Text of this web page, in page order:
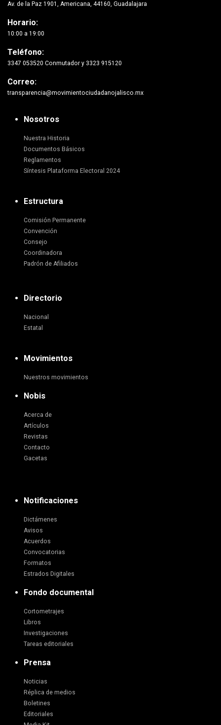
Av. de la Paz 1901, Americana, 44160, Guadalajara
Horario:
10:00 a 19:00
Teléfono:
3347 053520 Conmutador y 3323 915120
Correo:
transparencia@movimientociudadanojalisco.mx
Nosotros
Nuestra Historia
Documentos Básicos
Reglamentos
Síntesis Plataforma Electoral 2024
Estructura
Comisión Permanente
Convención
Consejo
Coordinadora
Padrón de Afiliados
Directorio
Nacional
Estatal
Movimientos
Nuestros movimientos
Nobis
Acerca de
Artículos
Revistas
Contacto
Gacetas
Notificaciones
Dictámenes
Avisos
Acuerdos
Convocatorias
Formatos
Estrados Digitales
Fondo documental
Cortometrajes
Libros
Investigaciones
Tareas editoriales
Prensa
Noticias
Réplica de medios
Boletines
Editoriales